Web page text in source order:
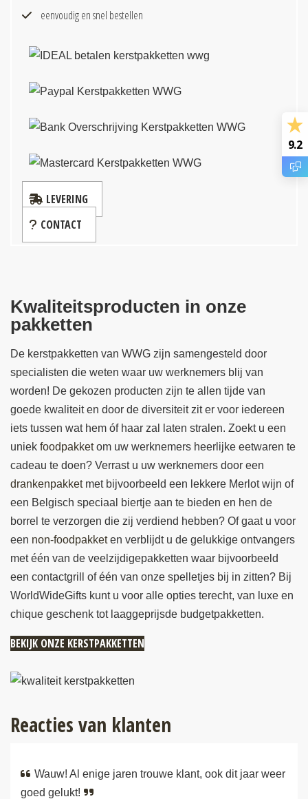
eenvoudig en snel bestellen
LEVERING
CONTACT
Kwaliteitsproducten in onze
pakketten
De kerstpakketten van WWG zijn samengesteld door
specialisten die weten waar uw werknemers blij van
worden! De gekozen producten zijn te allen tijde van
goede kwaliteit en door de diversiteit zit er voor iedereen
iets tussen wat hem óf haar zal laten stralen. Zoekt u een
uniek foodpakketom uw werknemers heerlijke eetwaren te
cadeau te doen? Verrast u uw werknemers door een
drankenpakketmet bijvoorbeeld een lekkere Merlot wijn of
een Belgisch speciaal biertje aan te bieden en hen de
borrel te verzorgen die zij verdiend hebben? Of gaat u voor
een non-foodpakketen verblijdt u de gelukkige ontvangers
met één van de veelzijdigepakketten waar bijvoorbeeld
een contactgrill of één van onze spelletjes bij in zitten? Bij
WorldWideGifts kunt u voor alle opties terecht, van luxe en
chique geschenk tot laaggeprijsde budgetpakketten.
BEKIJK ONZE KERSTPAKKETTEN
Reacties van klanten
Wauw! Al enige jaren trouwe klant, ook dit jaar weer
goed gelukt!
9.2